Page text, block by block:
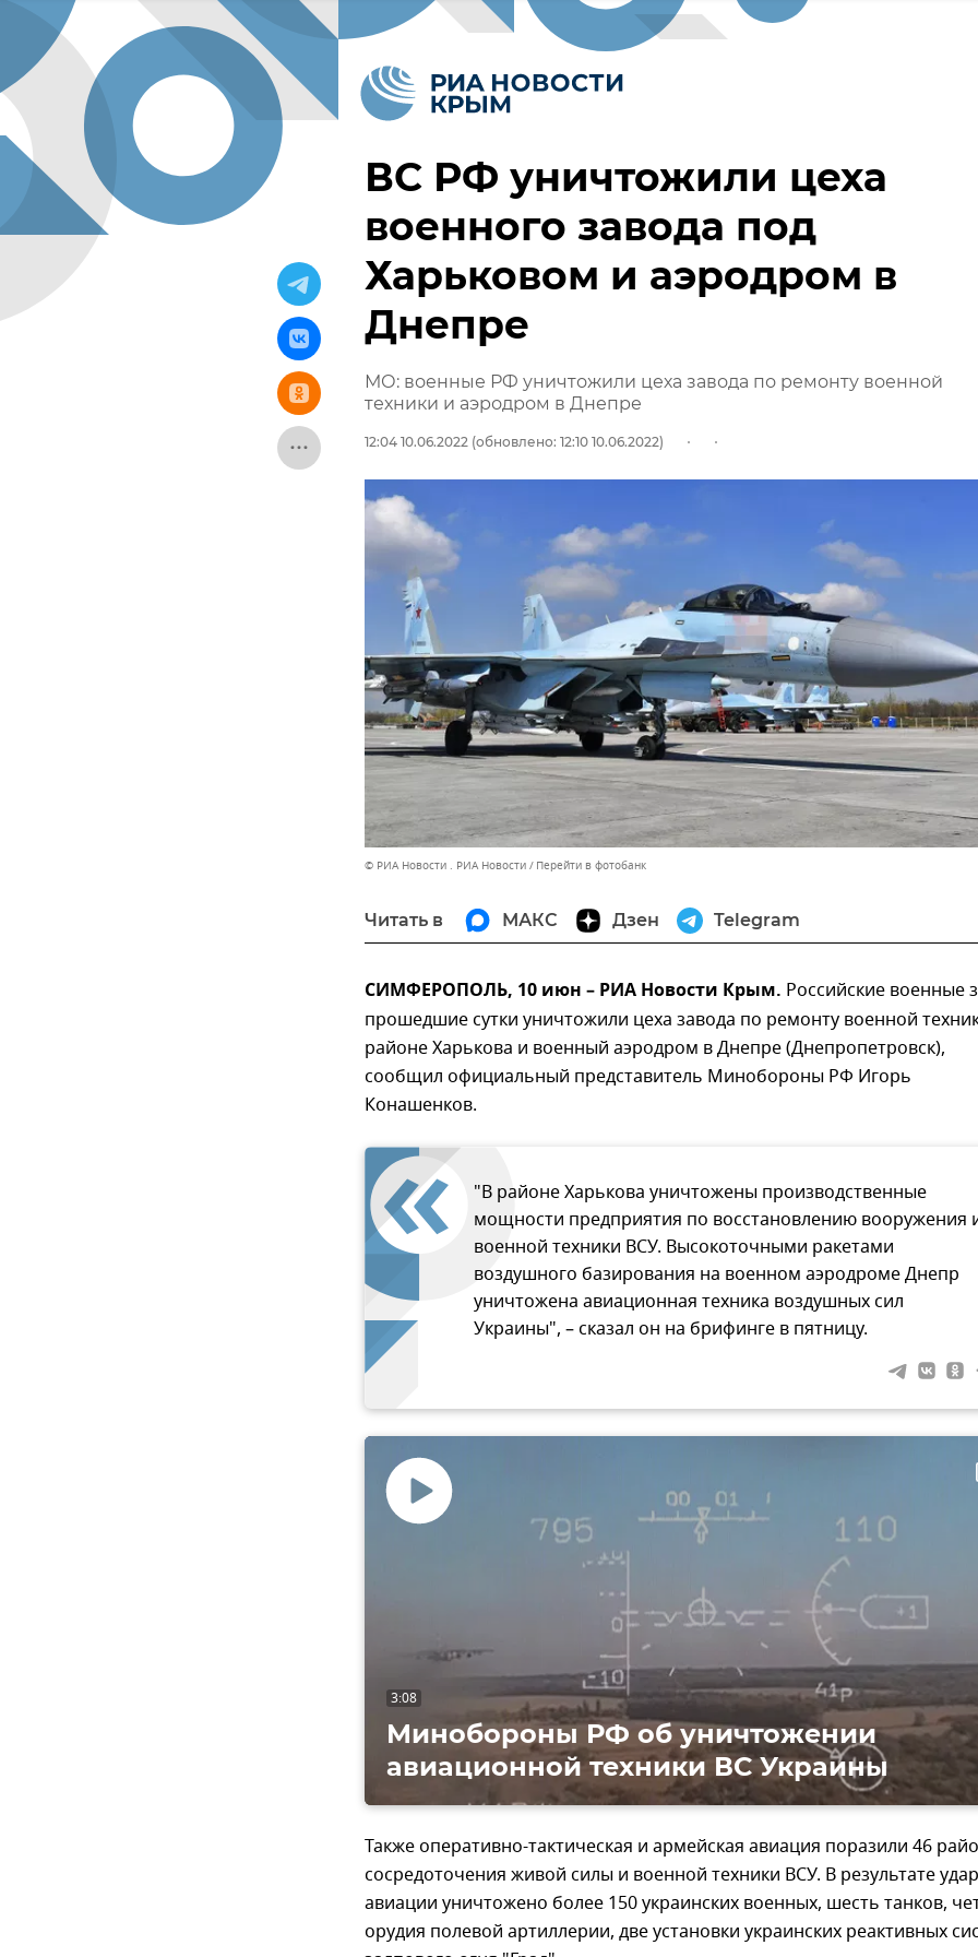
ВС РФ уничтожили цеха
военного завода под
Харьковом и аэродром в
Днепре
МО: военные РФ уничтожили цеха завода по ремонту военной
техники и аэродром в Днепре
12:04 10.06.2022 (обновлено: 12:10 10.06.2022)
© РИА Новости . РИА Новости Перейти в фотобанк
Читать в МАКС Дзен Telegram
СИМФЕРОПОЛЬ, 10 июн – РИА Новости Крым. Российские военные
прошедшие сутки уничтожили цеха завода по ремонту военной
районе Харькова и военный аэродром в Днепре (Днепропетровск),
сообщил официальный представитель Минобороны РФ Игорь
Конашенков.
"В районе Харькова уничтожены производственные
мощности предприятия по восстановлению вооружения
военной техники ВСУ. Высокоточными ракетами
воздушного базирования на военном аэродроме Днепр
уничтожена авиационная техника воздушных сил
Украины", – сказал он на брифинге в пятницу.
Минобороны РФ об уничтожении
авиационной техники ВС Украины
3:08
Также оперативно-тактическая и армейская авиация поразили 46
сосредоточения живой силы и военной техники ВСУ. В результате
авиации уничтожено более 150 украинских военных, шесть танков,
орудия полевой артиллерии, две установки украинских реактивных